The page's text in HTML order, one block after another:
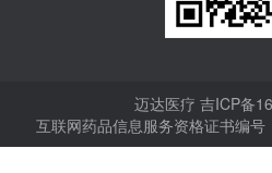
迈达医疗 吉ICP备
互联网药品信息服务资格证书编